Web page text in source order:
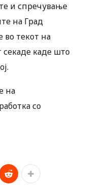
и спречување
на Град
во текот на
секаде каде што
на
со